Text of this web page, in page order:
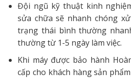
Đội ngũ kỹ thuật kinh
sửa chữa sẽ nhanh chóng
trạng thái bình thường
thường từ 1-5 ngày làm việc.
Khi máy được bảo hành
cấp cho khách hàng sản